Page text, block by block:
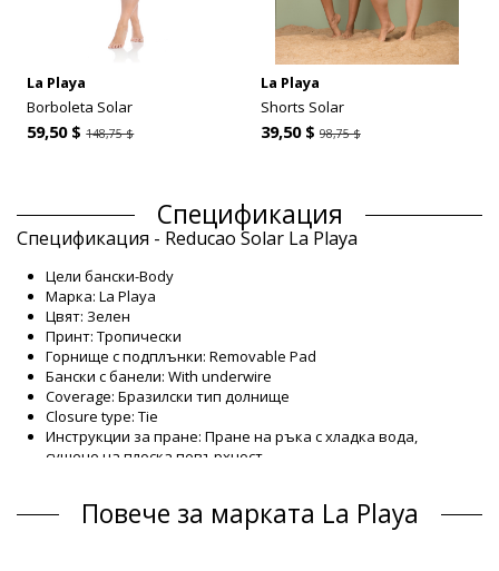
La Playa
Borboleta Solar
59,50 $148,75 $
La Playa
Shorts Solar
39,50 $ 98,75 $
Спецификация
Спецификация - Reducao Solar La Playa
Цели бански-Body
Марка: La Playa
Цвят: Зелен
Принт: Тропически
Горнище с подплънки: Removable Pad
Бански с банели: With underwire
Coverage: Бразилски тип долнище
Closure type: Tie
Инструкции за пране: Пране на ръка с хладка вода,
сушене на плоска повърхност
Цели бански Зелен La Playa
Повече за марката La Playa